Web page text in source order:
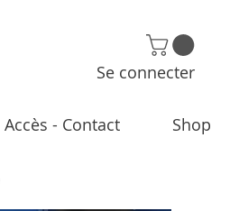
Se connecter
Accès - Contact Shop